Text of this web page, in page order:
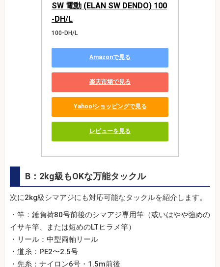
SW 電動 (ELAN SW DENDO) 100
-DH/L
100-DH/L
Amazonで見る
楽天市場で見る
Yahoo!ショッピングで見る
レビューを見る
B：2kg級もOKな万能タックル
次に2kg級シマアジにも対応可能なタックルを紹介します。
・竿：錘負荷80号前後のシマアジ専用竿（或いはやや強めの
イサキ竿、または短めのLTヒラメ竿）
・リール：中型両軸リール
・道糸：PE2〜2.5号
・先糸：ナイロン6号・1.5m前後